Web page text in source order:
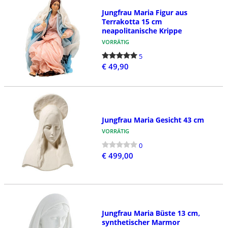
Jungfrau Maria Figur aus
Terrakotta 15 cm
neapolitanische Krippe
VORRÄTIG
5
€ 49,90
Jungfrau Maria Gesicht 43 cm
VORRÄTIG
0
€ 499,00
Jungfrau Maria Büste 13 cm,
synthetischer Marmor